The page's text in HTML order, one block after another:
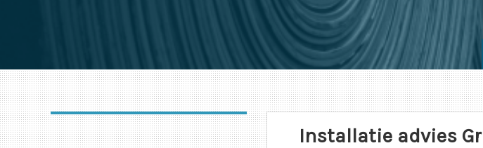
Installatie advies